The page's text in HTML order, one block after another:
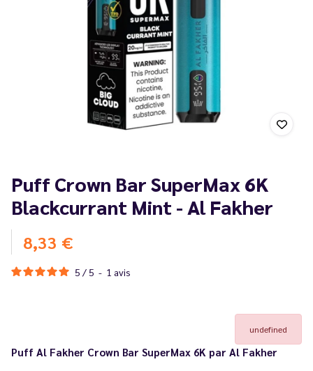
Puff Crown Bar SuperMax 6K
Blackcurrant Mint - Al Fakher
8,33 €
5 / 5 - 1 avis
undefined
Puff Al Fakher Crown Bar SuperMax 6K par Al Fakher